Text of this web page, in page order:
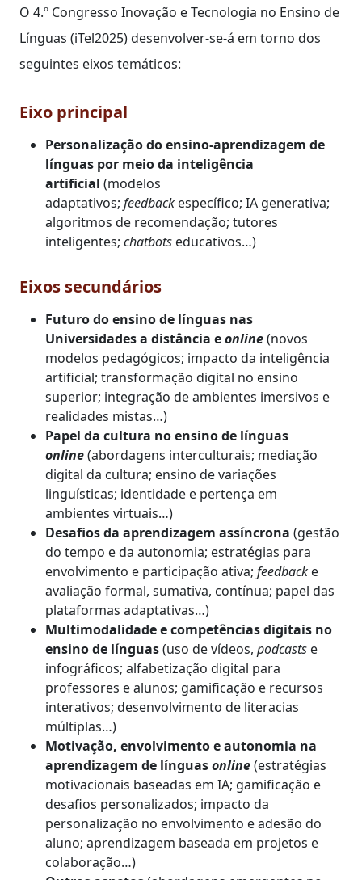
O 4.º Congresso Inovação e Tecnologia no Ensino de
Línguas (iTel2025) desenvolver-se-á em torno dos
seguintes eixos temáticos:
Eixo principal
Personalização do ensino-aprendizagem de
línguas por meio da inteligência
artificial (modelos
adaptativos; feedback específico; IA generativa;
algoritmos de recomendação; tutores
inteligentes; chatbots educativos…)
Eixos secundários
Futuro do ensino de línguas nas
Universidades a distância eonline(novos
modelos pedagógicos; impacto da inteligência
artificial; transformação digital no ensino
superior; integração de ambientes imersivos e
realidades mistas…)
Papel da cultura no ensino de línguas
online(abordagens interculturais; mediação
digital da cultura; ensino de variações
linguísticas; identidade e pertença em
ambientes virtuais…)
Desafios da aprendizagem assíncrona (gestão
do tempo e da autonomia; estratégias para
envolvimento e participação ativa; feedback e
avaliação formal, sumativa, contínua; papel das
plataformas adaptativas…)
Multimodalidade e competências digitais no
ensino de línguas(uso de vídeos, podcasts e
infográficos; alfabetização digital para
professores e alunos; gamificação e recursos
interativos; desenvolvimento de literacias
múltiplas…)
Motivação, envolvimento e autonomia na
aprendizagem de línguasonline(estratégias
motivacionais baseadas em IA; gamificação e
desafios personalizados; impacto da
personalização no envolvimento e adesão do
aluno; aprendizagem baseada em projetos e
colaboração…)